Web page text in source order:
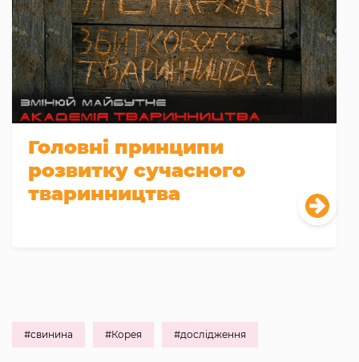
Головні принципи
розвитку сучасного
тваринництва
#свинина #Корея #дослідження